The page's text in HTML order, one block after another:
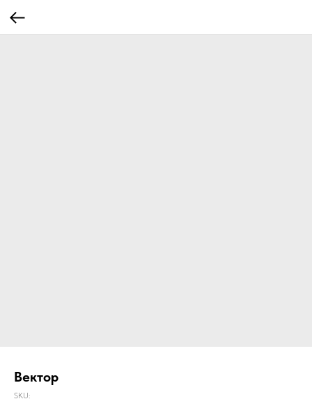
Вектор
SKU: